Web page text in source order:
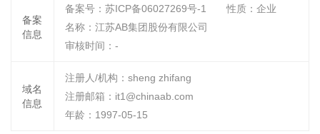
备案
信息
备案号：苏ICP备06027269号-1 性质： 企业
名称： 江苏AB集团股份有限公司
审核时间： -
域名
信息
注册人/机构：sheng zhifang
注册邮箱：it1@chinaab.com
年龄：1997-05-15